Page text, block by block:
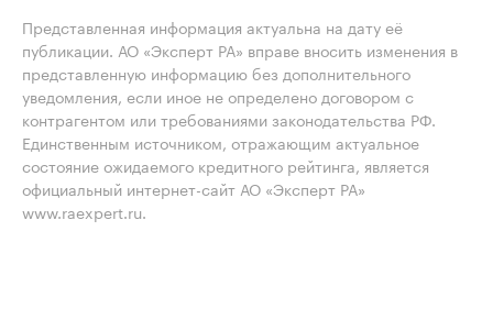
Представленная информация актуальна на дату её
публикации. АО «Эксперт РА» вправе вносить изменения в
представленную информацию без дополнительного
уведомления, если иное не определено договором с
контрагентом или требованиями законодательства РФ.
Единственным источником, отражающим актуальное
состояние ожидаемого кредитного рейтинга, является
официальный интернет-сайт АО «Эксперт РА»
www.raexpert.ru.